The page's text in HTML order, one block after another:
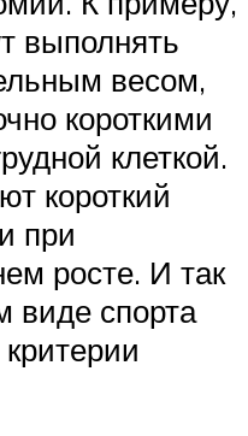
выполнять
весом,
короткими
клеткой.
короткий
при
росте. И так
виде спорта